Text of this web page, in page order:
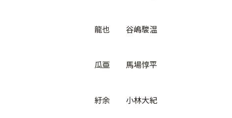
龍也 ⾕嶋駿温
瓜亜 ⾺場惇平
紆余 ⼩林⼤紀